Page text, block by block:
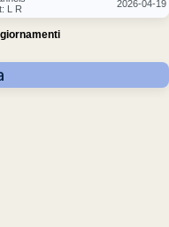
L R
2026-04-19